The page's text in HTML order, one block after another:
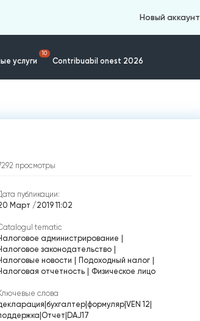
Новый аккаунт
услуги
10
Contribuabil onest 2026
просмотры
публикации:
Март /2019 11:02
tematic
администрирование
законодательство
новости
Подоходный налог
отчетность
Физическое лицо
слова
бухгалтер| формуляр| VEN 12
Отчет DAJ17